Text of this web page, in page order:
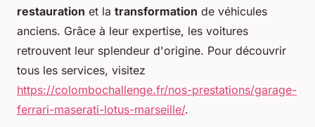
restauration et la transformation de véhicules
anciens. Grâce à leur expertise, les voitures
retrouvent leur splendeur d'origine. Pour découvrir
tous les services, visitez
https://colombochallenge.fr/nos-prestations/garage-
ferrari-maserati-lotus-marseille/.